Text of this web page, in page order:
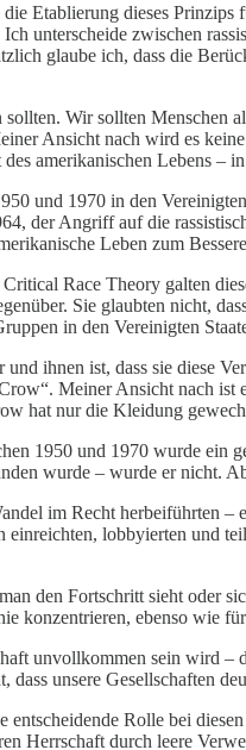
Etablierung dieses
unterscheide zwischen
glaube ich, dass die
Wir sollten
Ansicht nach wird es
amerikanischen Lebens –
und 1970 in den
der Angriff auf die
Leben zum
Race Theory galten
Sie glaubten nicht,
in den Vereinigten
ihnen ist, dass sie diese
Meiner Ansicht nach
hat nur die Kleidung
1950 und 1970 wurde
wurde – wurde er nicht.
im Recht herbeiführten
lobbyierten und
den Fortschritt sieht
konzentrieren, ebenso wie
unvollkommen sein wird
unsere Gesellschaften
Rolle bei
Herrschaft durch leere